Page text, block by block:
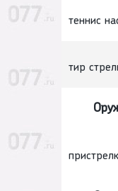
теннис
тир